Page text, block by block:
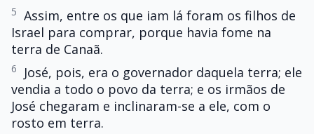
5 Assim, entre os que iam lá foram os filhos de
Israel para comprar, porque havia fome na
terra de Canaã.
6
José, pois, era o governador daquela terra; ele
vendia a todo o povo da terra; e os irmãos de
José chegaram e inclinaram-se a ele, com o
rosto em terra.